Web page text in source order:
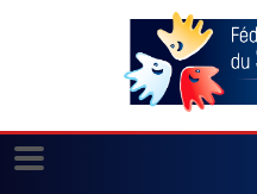
Panneau de gestion des cookies